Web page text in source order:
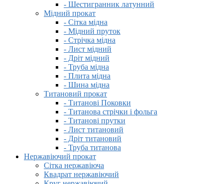
- Шестигранник латунний
Мідний прокат
- Сітка мідна
- Мідний пруток
- Стрічка мідна
- Лист мідний
- Дріт мідний
- Труба мідна
- Плита мідна
- Шина мідна
Титановий прокат
- Титанові Поковки
- Титанова стрічки і фольга
- Титанові прутки
- Лист титановий
- Дріт титановий
- Труба титанова
Нержавіючий прокат
Сітка нержавіюча
Квадрат нержавіючий